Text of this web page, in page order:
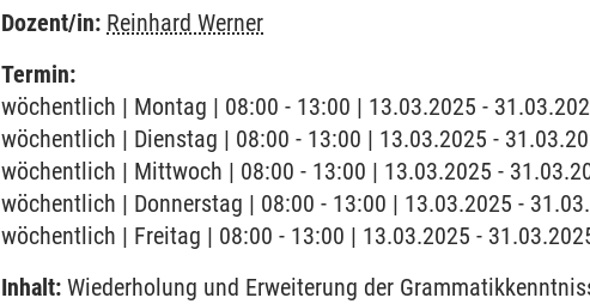
Dozent/in: Reinhard Werner
Termin:
wöchentlich | Montag | 08:00 - 13:00 | 13.03.2025 -
wöchentlich | Dienstag | 08:00 - 13:00 | 13.03.2025 -
wöchentlich | Mittwoch | 08:00 - 13:00 | 13.03.2025 -
wöchentlich | Donnerstag | 08:00 - 13:00 | 13.03.2025 -
wöchentlich | Freitag | 08:00 - 13:00 | 13.03.2025 -
Inhalt: Wiederholung und Erweiterung der